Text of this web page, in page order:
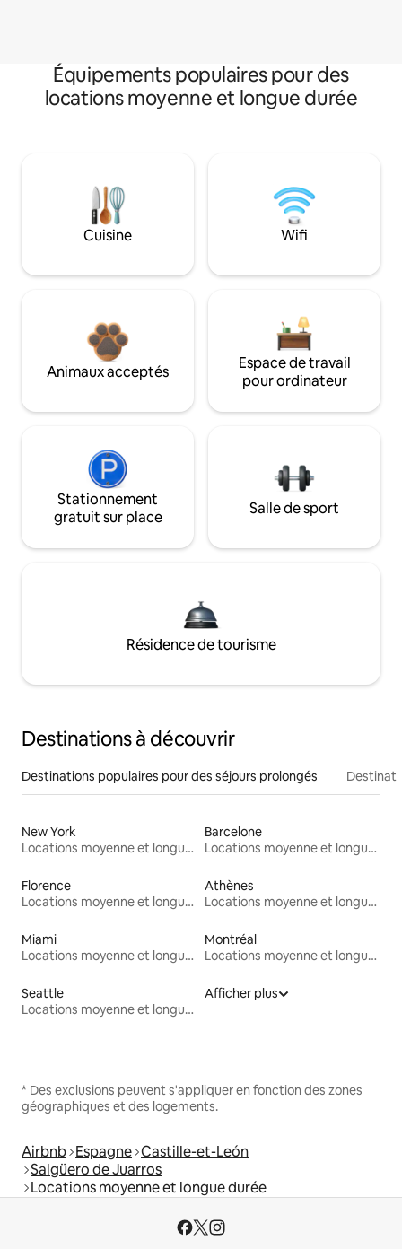
Équipements populaires pour des
locations moyenne et longue durée
Cuisine Wifi
Animaux acceptés
Espace de travail
pour ordinateur
Stationnement
gratuit sur place
Salle de sport
Résidence de tourisme
Destinations à découvrir
Destinations populaires pour des séjours prolongés
New York
Locations moyenne et longue durée
Barcelone
Locations moyenne et longue durée
Florence
Locations moyenne et longue durée
Athènes
Locations moyenne et longue durée
Miami
Locations moyenne et longue durée
Montréal
Locations moyenne et longue durée
Seattle
Locations moyenne et longue durée
Afficher plus
* Des exclusions peuvent s'appliquer en fonction des zones
géographiques et des logements.
Airbnb Espagne Castille-et-León
Salgüero de Juarros
Locations moyenne et longue durée